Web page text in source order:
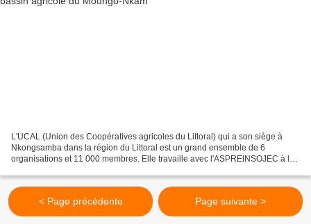
L'UCAL (Union des Coopératives agricoles du Littoral) qui a son siège à
Nkongsamba dans la région du Littoral est un grand ensemble de 6
organisations et 11 000 membres. Elle travaille avec l'ASPREINSOJEC à la
< Page précédente Page suivante >